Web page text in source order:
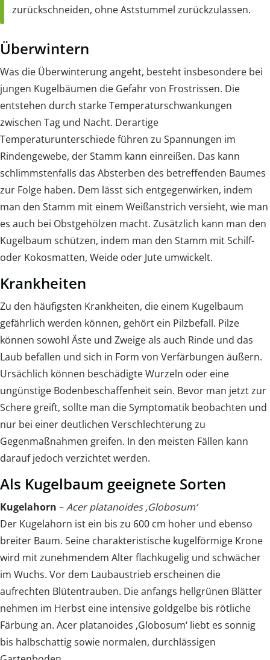
zurückschneiden, ohne Aststummel zurückzulassen.
Überwintern
Was die Überwinterung angeht, besteht insbesondere bei
jungen Kugelbäumen die Gefahr von Frostrissen. Die
entstehen durch starke Temperaturschwankungen
zwischen Tag und Nacht. Derartige
Temperaturunterschiede führen zu Spannungen im
Rindengewebe, der Stamm kann einreißen. Das kann
schlimmstenfalls das Absterben des betreffenden Baumes
zur Folge haben. Dem lässt sich entgegenwirken, indem
man den Stamm mit einem Weißanstrich versieht, wie man
es auch bei Obstgehölzen macht. Zusätzlich kann man den
Kugelbaum schützen, indem man den Stamm mit Schilf-
oder Kokosmatten, Weide oder Jute umwickelt.
Krankheiten
Zu den häufigsten Krankheiten, die einem Kugelbaum
gefährlich werden können, gehört ein Pilzbefall. Pilze
können sowohl Äste und Zweige als auch Rinde und das
Laub befallen und sich in Form von Verfärbungen äußern.
Ursächlich können beschädigte Wurzeln oder eine
ungünstige Bodenbeschaffenheit sein. Bevor man jetzt zur
Schere greift, sollte man die Symptomatik beobachten und
nur bei einer deutlichen Verschlechterung zu
Gegenmaßnahmen greifen. In den meisten Fällen kann
darauf jedoch verzichtet werden.
Als Kugelbaum geeignete Sorten
Kugelahorn –Acer platanoides ‚Globosum‘
Der Kugelahorn ist ein bis zu 600 cm hoher und ebenso
breiter Baum. Seine charakteristische kugelförmige Krone
wird mit zunehmendem Alter flachkugelig und schwächer
im Wuchs. Vor dem Laubaustrieb erscheinen die
aufrechten Blütentrauben. Die anfangs hellgrünen Blätter
nehmen im Herbst eine intensive goldgelbe bis rötliche
Färbung an. Acer platanoides ‚Globosum‘ liebt es sonnig
bis halbschattig sowie normalen, durchlässigen